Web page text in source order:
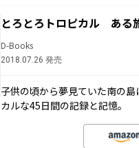
とろとろトロピカル あ
D-Books
2018.07.26 発売
子供の頃から夢見ていた南の
カルな45日間の記録と記憶。